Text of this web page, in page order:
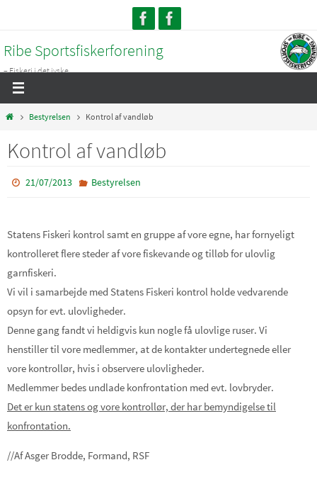
content
Ribe Sportsfiskerforening
– Fiskeri i det jyske...
HomeBestyrelsen Kontrol af vandløb
Kontrol af vandløb
21/07/2013 Bestyrelsen
Statens Fiskeri kontrol samt en gruppe af vore egne, har fornyeligt
kontrolleret flere steder af vore fiskevande og tilløb for ulovlig
garnfiskeri.
Vi vil i samarbejde med Statens Fiskeri kontrol holde vedvarende
opsyn for evt. ulovligheder.
Denne gang fandt vi heldigvis kun nogle få ulovlige ruser. Vi
henstiller til vore medlemmer, at de kontakter undertegnede eller
vore kontrollør, hvis i observere ulovligheder.
Medlemmer bedes undlade konfrontation med evt. lovbryder.
Det er kun statens og vore kontrollør, der har bemyndigelse til
konfrontation.
//Af Asger Brodde, Formand, RSF